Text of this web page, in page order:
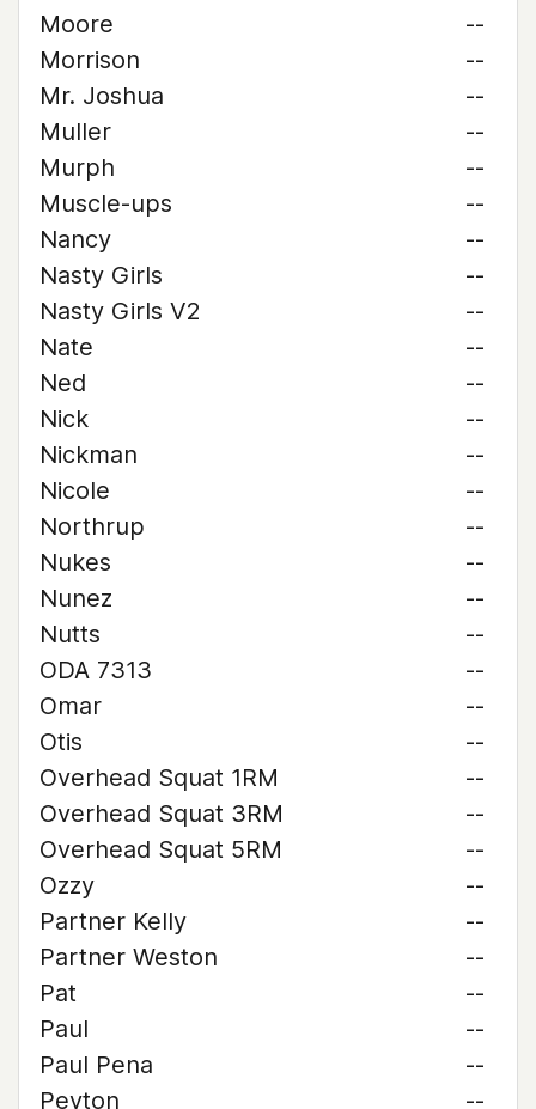
Moore
--
Morrison
--
Mr. Joshua
--
Muller
--
Murph
--
Muscle-ups
--
Nancy
--
Nasty Girls
--
Nasty Girls V2
--
Nate
--
Ned
--
Nick
--
Nickman
--
Nicole
--
Northrup
--
Nukes
--
Nunez
--
Nutts
--
ODA 7313
--
Omar
--
Otis
--
Overhead Squat 1RM
--
Overhead Squat 3RM
--
Overhead Squat 5RM
--
Ozzy
--
Partner Kelly
--
Partner Weston
--
Pat
--
Paul
--
Paul Pena
--
Peyton
--